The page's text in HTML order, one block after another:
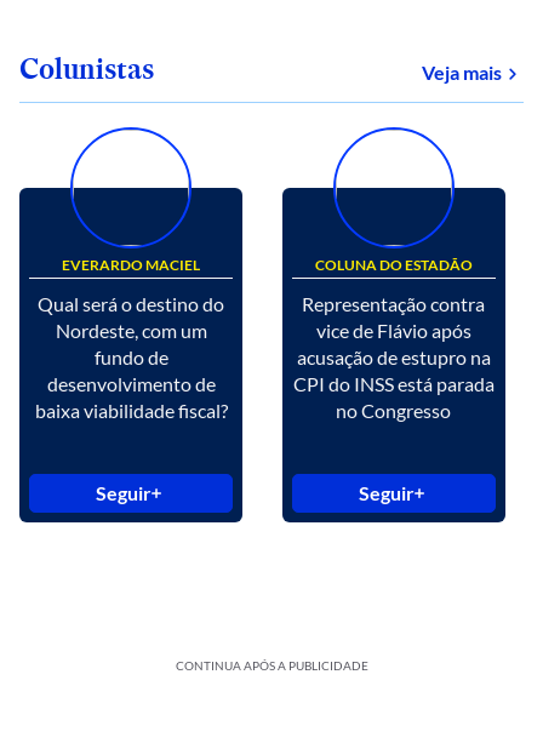
Colunistas Veja mais
EVERARDO MACIEL
Qual será o destino do
Nordeste, com um
fundo de
desenvolvimento de
baixa viabilidade fiscal?
Seguir
COLUNA DO ESTADÃO
Representação contra
vice de Flávio após
acusação de estupro na
CPI do INSS está parada
no Congresso
Seguir
CONTINUA APÓS A PUBLICIDADE